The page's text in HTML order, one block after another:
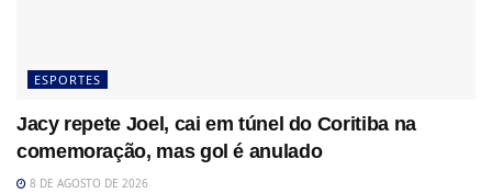
ESPORTES
Jacy repete Joel, cai em túnel do Coritiba na
comemoração, mas gol é anulado
8 DE AGOSTO DE 2026